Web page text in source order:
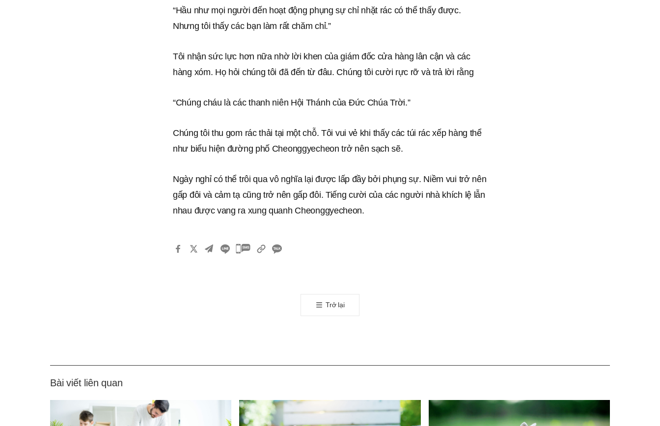
“Hầu như mọi người đến hoạt động phụng sự chỉ nhặt rác có thể thấy được.
Nhưng tôi thấy các bạn làm rất chăm chỉ.”
Tôi nhận sức lực hơn nữa nhờ lời khen của giám đốc cửa hàng lân cận và các
hàng xóm. Họ hỏi chúng tôi đã đến từ đâu. Chúng tôi cười rực rỡ và trả lời rằng
“Chúng cháu là các thanh niên Hội Thánh của Đức Chúa Trời.”
Chúng tôi thu gom rác thải tại một chỗ. Tôi vui vẻ khi thấy các túi rác xếp hàng thể
như biểu hiện đường phố Cheonggyecheon trở nên sạch sẽ.
Ngày nghỉ có thể trôi qua vô nghĩa lại được lấp đầy bởi phụng sự. Niềm vui trở nên
gấp đôi và cảm tạ cũng trở nên gấp đôi. Tiếng cười của các người nhà khích lệ lẫn
nhau được vang ra xung quanh Cheonggyecheon.
카
Trở lại
Bài viết liên quan